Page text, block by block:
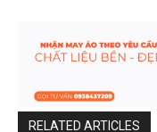
RELATED ARTICLES